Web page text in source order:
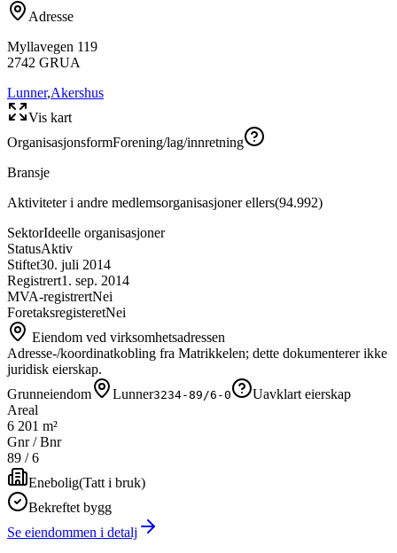
Adresse
Myllavegen 119
2742 GRUA
Lunner,Akershus
Vis kart
OrganisasjonsformForening/lag/innretning
Bransje
Aktiviteter i andre medlemsorganisasjoner ellers(94.992)
SektorIdeelle organisasjoner
StatusAktiv
Stiftet30. juli 2014
Registrert1. sep. 2014
MVA-registrertNei
ForetaksregisteretNei
Eiendom ved virksomhetsadressen
Adresse-/koordinatkobling fra Matrikkelen; dette dokumenterer ikke
juridisk eierskap.
Grunneiendom
Lunner3234-89/6-0
Uavklart eierskap
Areal
6 201 m²
Gnr / Bnr
89 /6
Enebolig(Tatt i bruk)
Bekreftet bygg
Se eiendommen i detalj